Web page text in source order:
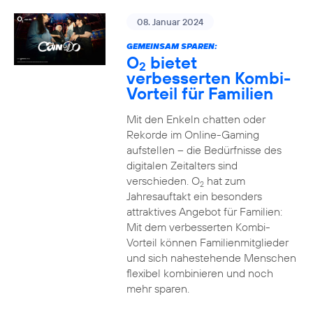
08. Januar 2024
GEMEINSAM SPAREN:
O2 bietet
verbesserten Kombi-
Vorteil für Familien
Mit den Enkeln chatten oder
Rekorde im Online-Gaming
aufstellen – die Bedürfnisse des
digitalen Zeitalters sind
verschieden. O2hat zum
Jahresauftakt ein besonders
attraktives Angebot für Familien:
Mit dem verbesserten Kombi-
Vorteil können Familienmitglieder
und sich nahestehende Menschen
flexibel kombinieren und noch
mehr sparen.